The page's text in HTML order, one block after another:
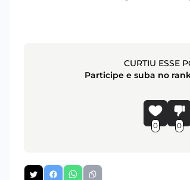
CURTIU ESSE
Participe e suba no
0 0